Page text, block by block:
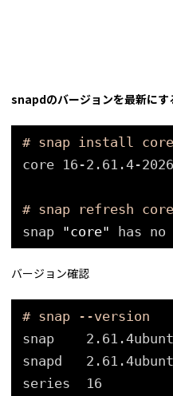
snapdのバージョンを最新にす
# snap install core
core 16-2.61.4-
# snap refresh core
snap "core" has
バージョン確認
# snap --version
snap
snapd
series  16